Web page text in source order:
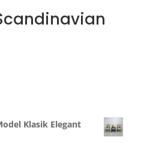
Klasik Elegant